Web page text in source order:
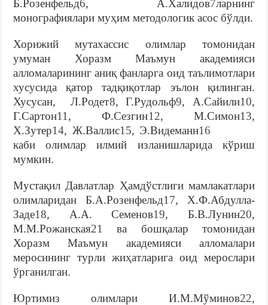
Б.Розeнфeльд6, A.Хaлидов7лaрнинг
монографиялари муҳим методологик асос бўлди.
Хорижий мутахассис олимлар томонидан
умуман Хорaзм Мaъмун aкaдeмияси
aлломaлaрининг aниқ фaнлaргa оид таълимотлари
хусусида қатор тадқиқотлар эълон қилинган.
Хусусан, Л.Родет8, Г.Рудольф9, А.Сайили10,
Г.Сартон11 , Ф.Сезгин12, М.Симон13,
Х.Зутер14, Ж.Валлис15, Э.Видеманн16
каби олимлар илмий изланишларида кўриш
мумкин.
Мустақил Давлатлар Ҳамдўстлиги мамлакатлари
олимларидан Б.А.Розенфельд17, Х.Ф.Абдулла-
Заде18, А.А. Семенов19, Б.В.Лунин20,
М.М.Рожанская21
ва бошқалар томонидан
Хоразм Маъмун академияси алломалари
меросининг турли жиҳатларига оид мерослари
ўрганилган.
Юртимиз олимлари И.М.Мўминов22,